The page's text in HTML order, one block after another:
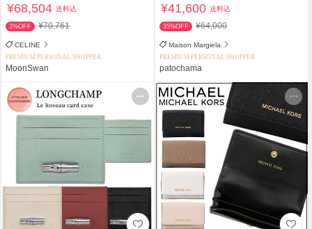
¥68,504送料込
3%OFF ¥70,761
CELINE
PREMIUM PERSONAL SHOPPER
MoonSwan
¥41,600送料込
35%OFF ¥64,000
Maison Margiela
PREMIUM PERSONAL SHOPPER
patochama